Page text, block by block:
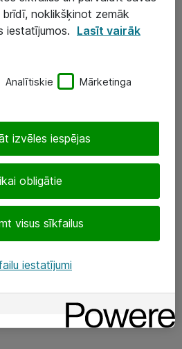
noklikšķinot zemāk
iestatījumos. Lasīt vairāk
Analītiskie Mārketinga
obligātie
visus sīkfailus
izvēles iespējas
iestatījumi